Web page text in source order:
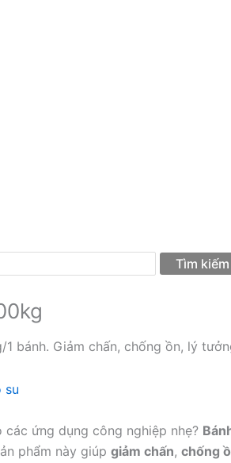
bánh. Giảm chấn, chống ồn, lý
su
ứng dụng công nghiệp nhẹ?
phẩm này giúp giảm chấn, chống